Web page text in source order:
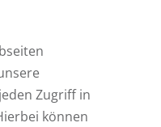
Zugriff in
können